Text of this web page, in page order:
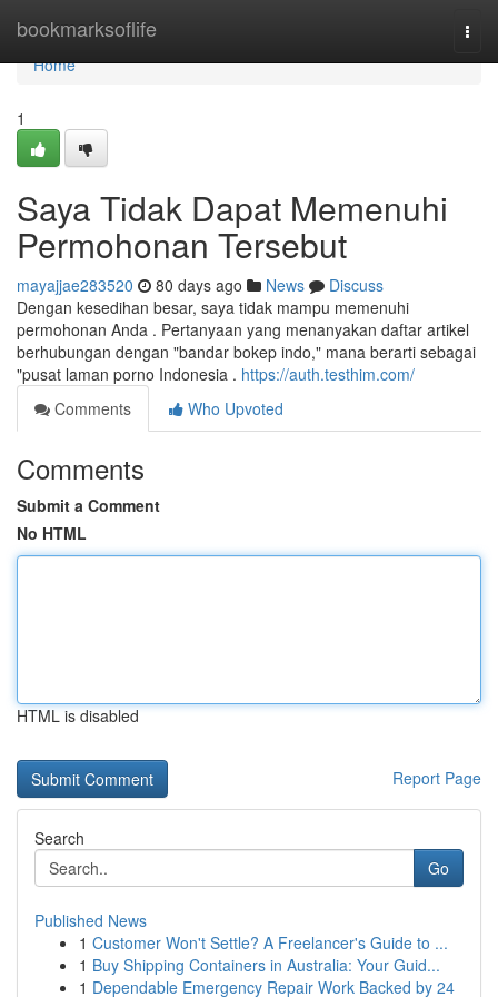
bookmarksoflife
Home
Home
1
Saya Tidak Dapat Memenuhi
Permohonan Tersebut
mayajjae283520 80 days ago News
Discuss
Dengan kesedihan besar, saya tidak mampu memenuhi
permohonan Anda . Pertanyaan yang menanyakan daftar artikel
berhubungan dengan "bandar bokep indo," mana berarti sebagai
"pusat laman porno Indonesia . https://auth.testhim.com/
Comments
Who Upvoted
Comments
Submit a Comment
No HTML
HTML is disabled
Report Page
Search
Go
Published News
1 Customer Won't Settle? A Freelancer's Guide to ...
1 Buy Shipping Containers in Australia: Your Guid...
1 Dependable Emergency Repair Work Backed by 24